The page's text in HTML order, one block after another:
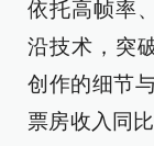
依托高帧率
沿技术，突
创作的细节
票房收入同